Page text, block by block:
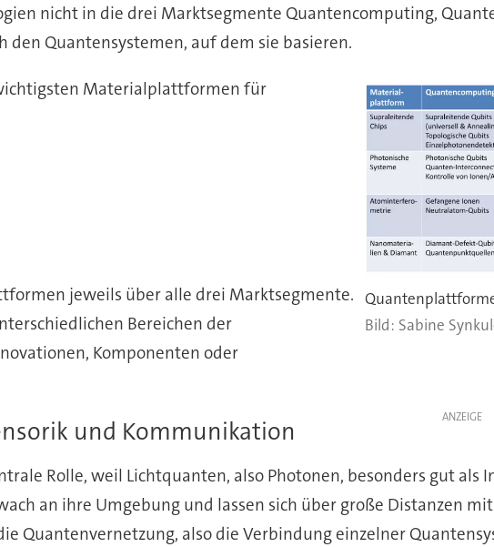
nicht in die drei Marktsegmente Quantencomputing,
Quantensystemen, auf dem sie basieren.
Sabine
Materialplattformen für
jeweils über alle drei Marktsegmente.
Bereichen der
Komponenten oder
ANZEIGE
und Kommunikation
Rolle, weil Lichtquanten, also Photonen, besonders gut
an ihre Umgebung und lassen sich über große Distanzen
Quantenvernetzung, also die Verbindung einzelner